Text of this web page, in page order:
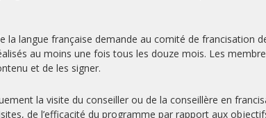
la langue française demande au comité de francisation
au moins une fois tous les douze mois. Les
et de les signer.
la visite du conseiller ou de la conseillère en
de l’efficacité du programme par rapport aux